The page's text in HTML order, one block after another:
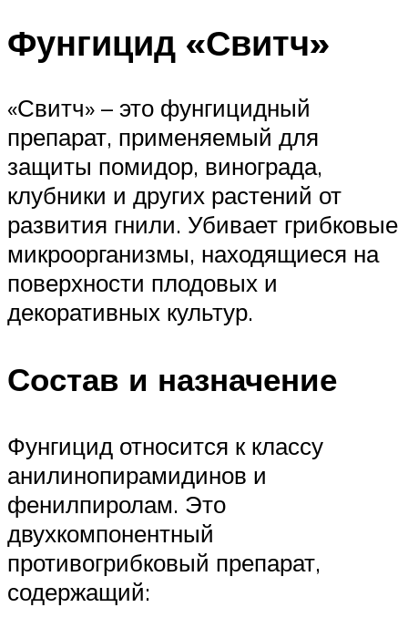
Фунгицид «Свитч»
«Свитч» – это фунгицидный
препарат, применяемый для
защиты помидор, винограда,
клубники и других растений от
развития гнили. Убивает грибковые
микроорганизмы, находящиеся на
поверхности плодовых и
декоративных культур.
Состав и назначение
Фунгицид относится к классу
анилинопирамидинов и
фенилпиролам. Это
двухкомпонентный
противогрибковый препарат,
содержащий: